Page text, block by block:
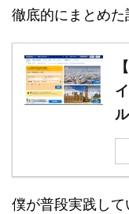
徹底的にまとめた
僕が普段実践し